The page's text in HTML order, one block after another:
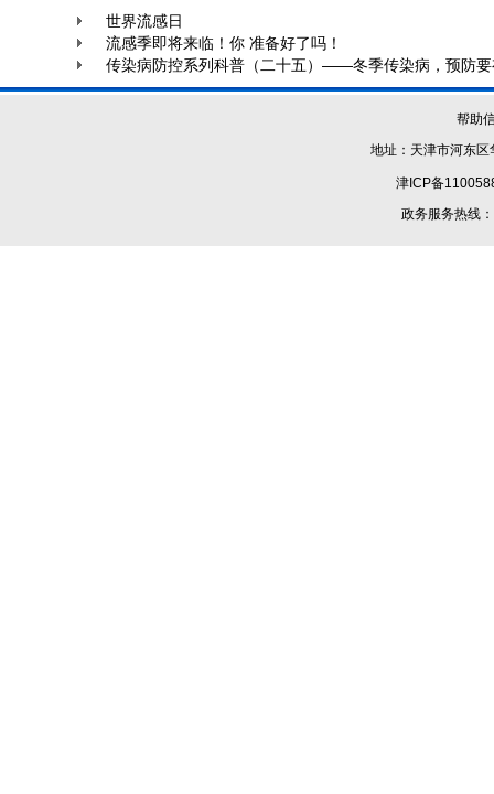
世界流感日
流感季即将来临！你 准备好了吗！
传染病防控系列科普（二十五）——冬季传染病，预防要
帮助
地址：天津市河
津ICP备
政务服务热线